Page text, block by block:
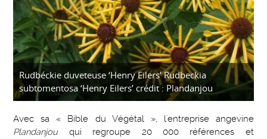
Rudbéckie duveteuse ‘Henry Eilers’ Rudbeckia
subtomentosa ‘Henry Eilers’ crédit : Plandanjou
Avec sa « Bible du Végétal », l'entreprise angevine
Plandanjou qui regroupe 20 000 références et